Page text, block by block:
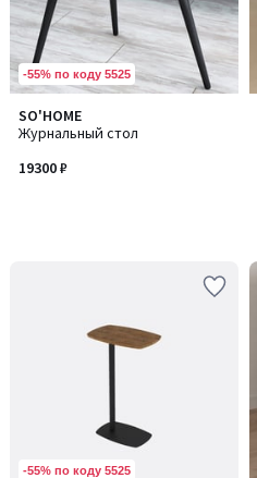
-55% по коду 5525
SO'HOME
Журнальный стол
19300 ₽
-55% по коду 5525